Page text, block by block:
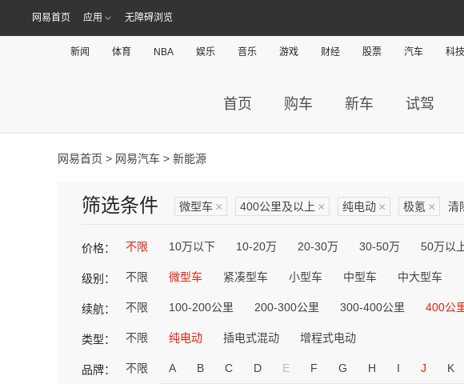
网易首页 应用 无障碍浏览
新闻 体育 NBA 娱乐 音乐 游戏 财经 股票 汽车 科技
首页 购车 新车 试驾
网易首页 > 网易汽车 > 新能源
筛选条件 微型车 × 400公里及以上 × 纯电动 × 极氪 × 清
价格： 不限 10万以下 10-20万 20-30万 30-50万 50万以
级别： 不限 微型车 紧凑型车 小型车 中型车 中大型车
续航： 不限 100-200公里 200-300公里 300-400公里 400公
类型： 不限 纯电动 插电式混动 增程式电动
品牌： 不限 A B C D E F G H I J K